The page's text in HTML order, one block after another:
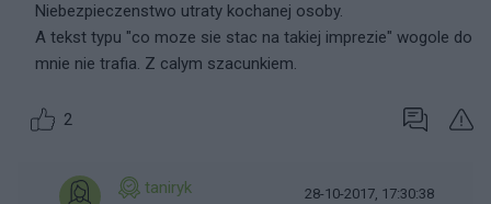
Niebezpieczenstwo utraty kochanej osoby.
A tekst typu "co moze sie stac na takiej imprezie" wogole do
mnie nie trafia. Z calym szacunkiem.
2
taniryk
28-10-2017, 17:30:38